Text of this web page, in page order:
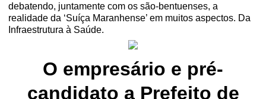
debatendo, juntamente com os são-bentuenses, a
realidade da ‘Suíça Maranhense’ em muitos aspectos. Da
Infraestrutura à Saúde.
O empresário e pré-
candidato a Prefeito de